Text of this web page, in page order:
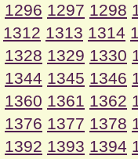
1296 1297 1298
1312 1313 1314
1328 1329 1330
1344 1345 1346
1360 1361 1362
1376 1377 1378
1392 1393 1394